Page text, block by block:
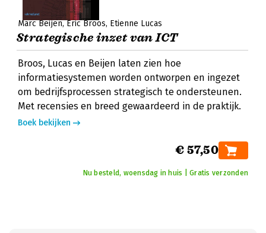
Marc Beijen Eric Broos Etienne Lucas
Strategische inzet van ICT
Broos, Lucas en Beijen laten zien hoe
informatiesystemen worden ontworpen en ingezet
om bedrijfsprocessen strategisch te ondersteunen.
Met recensies en breed gewaardeerd in de praktijk.
Boek bekijken
€ 57,50
Nu besteld, woensdag in huis | Gratis verzonden